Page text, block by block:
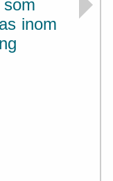
inom